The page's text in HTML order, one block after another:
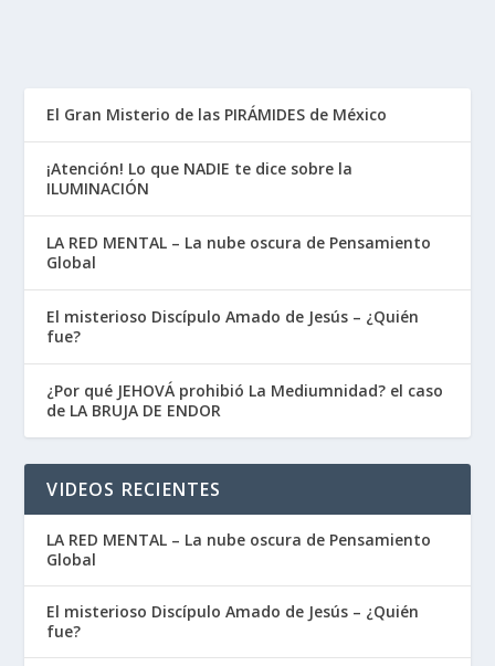
El Gran Misterio de las PIRÁMIDES de México
¡Atención! Lo que NADIE te dice sobre la
ILUMINACIÓN
LA RED MENTAL – La nube oscura de Pensamiento
Global
El misterioso Discípulo Amado de Jesús – ¿Quién
fue?
¿Por qué JEHOVÁ prohibió La Mediumnidad? el caso
de LA BRUJA DE ENDOR
VIDEOS RECIENTES
LA RED MENTAL – La nube oscura de Pensamiento
Global
El misterioso Discípulo Amado de Jesús – ¿Quién
fue?